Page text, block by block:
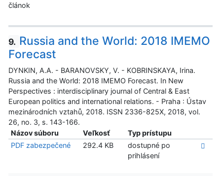
článok
9. Russia and the World: 2018 IMEMO
Forecast
DYNKIN, A.A. - BARANOVSKY, V. - KOBRINSKAYA, Irina.
Russia and the World: 2018 IMEMO Forecast. In New
Perspectives : interdisciplinary journal of Central & East
European politics and international relations. - Praha : Ústav
mezinárodních vztahů, 2018. ISSN 2336-825X, 2018, vol.
26, no. 3, s. 143-166.
Názov súboru
Veľkosť
Typ prístupu
PDF zabezpečené
292.4 KB
dostupné po
prihlásení